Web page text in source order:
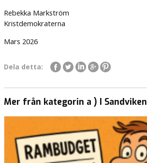
Rebekka Markström
Kristdemokraterna
Mars 2026
Dela detta:
Mer från kategorin a ) I Sandviken